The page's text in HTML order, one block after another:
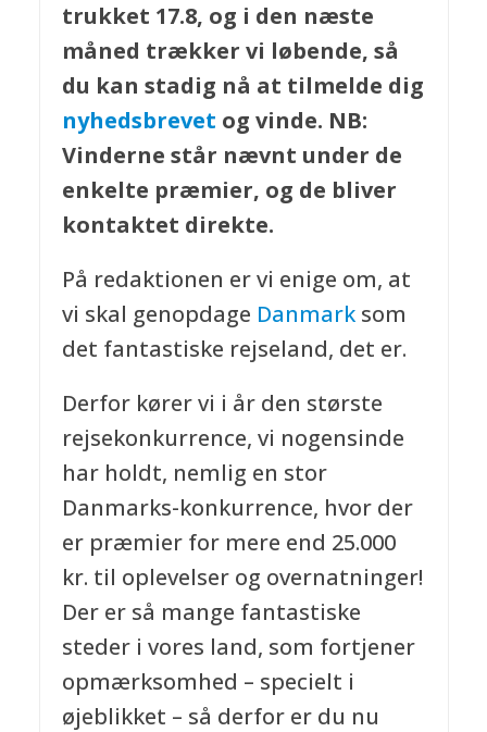
trukket 17.8, og i den næste
måned trækker vi løbende, så
du kan stadig nå at tilmelde dig
nyhedsbrevet og vinde. NB:
Vinderne står nævnt under de
enkelte præmier, og de bliver
kontaktet direkte.
På redaktionen er vi enige om, at
vi skal genopdage Danmarksom
det fantastiske rejseland, det er.
Derfor kører vi i år den største
rejsekonkurrence, vi nogensinde
har holdt, nemlig en stor
Danmarks-konkurrence, hvor der
er præmier for mere end 25.000
kr. til oplevelser og overnatninger!
Der er så mange fantastiske
steder i vores land, som fortjener
opmærksomhed – specielt i
øjeblikket – så derfor er du nu